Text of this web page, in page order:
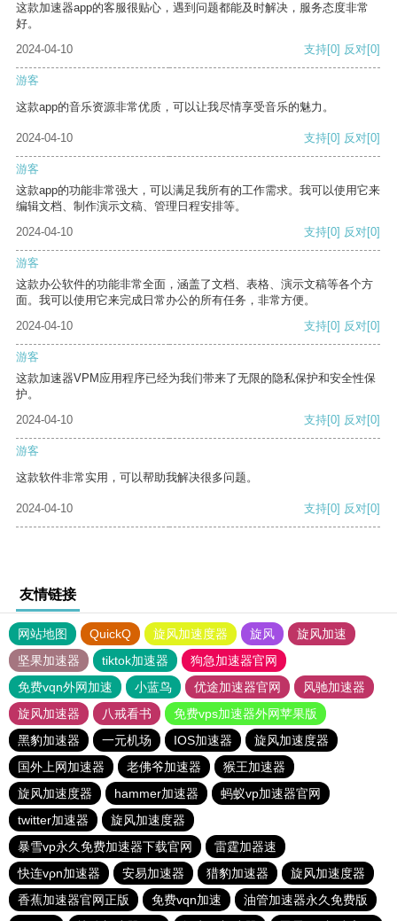
这款加速器app的客服很贴心，遇到问题都能及时解决，服务态度非常
好。
2024-04-10
支持[0] 反对[0]
游客
这款app的音乐资源非常优质，可以让我尽情享受音乐的魅力。
2024-04-10 支持[0] 反对[0]
游客
这款app的功能非常强大，可以满足我所有的工作需求。我可以使用它来
编辑文档、制作演示文稿、管理日程安排等。
2024-04-10
支持[0] 反对[0]
游客
这款办公软件的功能非常全面，涵盖了文档、表格、演示文稿等各个方
面。我可以使用它来完成日常办公的所有任务，非常方便。
2024-04-10
支持[0] 反对[0]
游客
这款加速器VPM应用程序已经为我们带来了无限的隐私保护和安全性保
护。
2024-04-10
支持[0] 反对[0]
游客
这款软件非常实用，可以帮助我解决很多问题。
2024-04-10 支持[0] 反对[0]
友情链接
网站地图 QuickQ 旋风加速度器 旋风
旋风加速
坚果加速器
tiktok加速器
狗急加速器官网
免费vqn外网加速
小蓝鸟 优途加速器官网
风驰加速器
旋风加速器
八戒看书
免费vps加速器外网苹果版
黑豹加速器
一元机场 IOS加速器
旋风加速度器
国外上网加速器
老佛爷加速器
猴王加速器
旋风加速度器
hammer加速器
蚂蚁vp加速器官网
twitter加速器
旋风加速度器
暴雪vp永久免费加速器下载官网
雷霆加器速
快连vρn加速器
安易加速器 猎豹加速器
旋风加速度器
香蕉加速器官网正版
免费vqn加速
油管加速器永久免费版